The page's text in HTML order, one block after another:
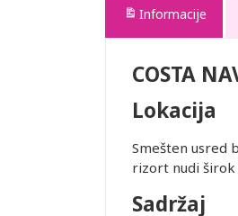
Informacije
COSTA
Lokacija
Smešten usred
rizort nudi širok
Sadržaj